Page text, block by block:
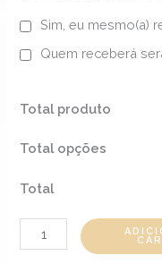
Sim, eu mesmo(a)
Quem receberá
Total produto
Total opções
Total